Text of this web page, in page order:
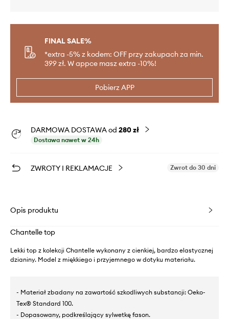
FINAL SALE%
*extra -5% z kodem: OFF przy zakupach za min.
399 zł. W appce masz extra -10%!
Pobierz APP
DARMOWA DOSTAWA od 280 zł
Dostawa nawet w 24h
ZWROTY I REKLAMACJE Zwrot do 30 dni
Opis produktu
Chantelle top
Lekki top z kolekcji Chantelle wykonany z cienkiej, bardzo elastycznej
dzianiny. Model z miękkiego i przyjemnego w dotyku materiału.
- Materiał zbadany na zawartość szkodliwych substancji: Oeko-
Tex® Standard 100.
- Dopasowany, podkreślający sylwetkę fason.